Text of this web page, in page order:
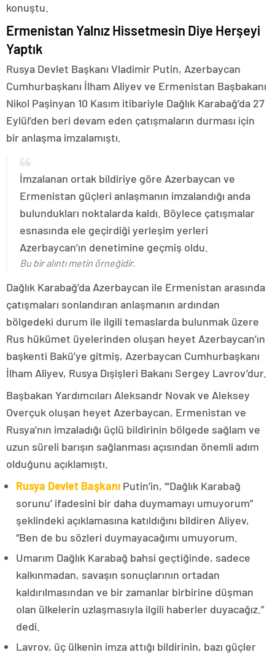
konuştu.
Ermenistan Yalnız Hissetmesin Diye Herşeyi
Yaptık
Rusya Devlet Başkanı Vladimir Putin, Azerbaycan
Cumhurbaşkanı İlham Aliyev ve Ermenistan Başbakanı
Nikol Paşinyan 10 Kasım itibariyle Dağlık Karabağ’da 27
Eylül’den beri devam eden çatışmaların durması için
bir anlaşma imzalamıştı.
İmzalanan ortak bildiriye göre Azerbaycan ve
Ermenistan güçleri anlaşmanın imzalandığı anda
bulundukları noktalarda kaldı. Böylece çatışmalar
esnasında ele geçirdiği yerleşim yerleri
Azerbaycan’ın denetimine geçmiş oldu.
Bu bir alıntı metin örneğidir.
Dağlık Karabağ’da Azerbaycan ile Ermenistan arasında
çatışmaları sonlandıran anlaşmanın ardından
bölgedeki durum ile ilgili temaslarda bulunmak üzere
Rus hükümet üyelerinden oluşan heyet Azerbaycan’ın
başkenti Bakü’ye gitmiş, Azerbaycan Cumhurbaşkanı
İlham Aliyev, Rusya Dışişleri Bakanı Sergey Lavrov’dur.
Başbakan Yardımcıları Aleksandr Novak ve Aleksey
Overçuk oluşan heyet Azerbaycan, Ermenistan ve
Rusya’nın imzaladığı üçlü bildirinin bölgede sağlam ve
uzun süreli barışın sağlanması açısından önemli adım
olduğunu açıklamıştı.
Rusya Devlet Başkanı Putin’in, “‘Dağlık Karabağ
sorunu’ ifadesini bir daha duymamayı umuyorum”
şeklindeki açıklamasına katıldığını bildiren Aliyev,
“Ben de bu sözleri duymayacağımı umuyorum.
Umarım Dağlık Karabağ bahsi geçtiğinde, sadece
kalkınmadan, savaşın sonuçlarının ortadan
kaldırılmasından ve bir zamanlar birbirine düşman
olan ülkelerin uzlaşmasıyla ilgili haberler duyacağız.”
dedi.
Lavrov, üç ülkenin imza attığı bildirinin, bazı güçler